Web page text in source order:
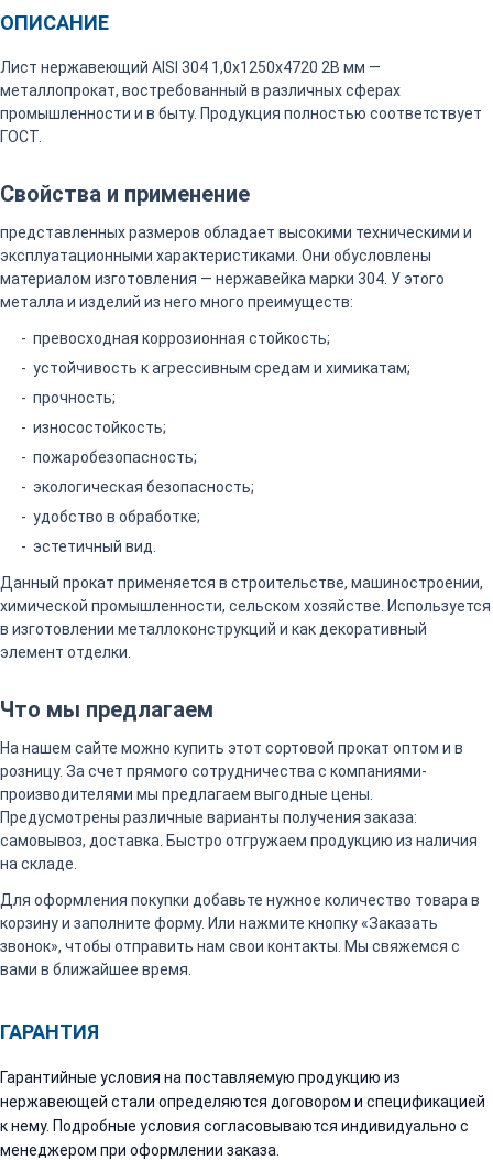
ОПИСАНИЕ
Лист нержавеющий AISI 304 1,0х1250х4720 2В мм —
металлопрокат, востребованный в различных сферах
промышленности и в быту. Продукция полностью соответствует
ГОСТ.
Свойства и применение
представленных размеров обладает высокими техническими и
эксплуатационными характеристиками. Они обусловлены
материалом изготовления — нержавейка марки 304. У этого
металла и изделий из него много преимуществ:
превосходная коррозионная стойкость;
устойчивость к агрессивным средам и химикатам;
прочность;
износостойкость;
пожаробезопасность;
экологическая безопасность;
удобство в обработке;
эстетичный вид.
Данный прокат применяется в строительстве, машиностроении,
химической промышленности, сельском хозяйстве. Используется
в изготовлении металлоконструкций и как декоративный
элемент отделки.
Что мы предлагаем
На нашем сайте можно купить этот сортовой прокат оптом и в
розницу. За счет прямого сотрудничества с компаниями-
производителями мы предлагаем выгодные цены.
Предусмотрены различные варианты получения заказа:
самовывоз, доставка. Быстро отгружаем продукцию из наличия
на складе.
Для оформления покупки добавьте нужное количество товара в
корзину и заполните форму. Или нажмите кнопку «Заказать
звонок», чтобы отправить нам свои контакты. Мы свяжемся с
вами в ближайшее время.
ГАРАНТИЯ
Гарантийные условия на поставляемую продукцию из
нержавеющей стали определяются договором и спецификацией
к нему. Подробные условия согласовываются индивидуально с
менеджером при оформлении заказа.